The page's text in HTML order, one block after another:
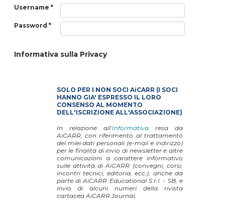
Username *
Password *
Informativa sulla Privacy
SOLO PER I NON SOCI AiCARR (I SOCI
HANNO GIA' ESPRESSO IL LORO
CONSENSO AL MOMENTO
DELL'ISCRIZIONE ALL'ASSOCIAZIONE)
In relazione all’Informativaresa da
AiCARR, con riferimento al trattamento
dei miei dati personali (e-mail e indirizzo)
per le finalità di invio di newsletter e altre
comunicazioni a carattere informativo
sulle attività di AiCARR (convegni, corsi,
incontri tecnici, editoria,ecc.) , anche da
parte di AiCARR Educational S.r.l. - SB, e
invio di alcuni numeri della rivista
cartacea AiCARR Journal,